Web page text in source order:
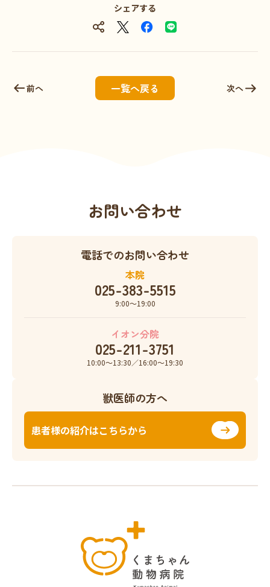
シェアする
前へ 一覧へ戻る 次へ
お問い合わせ
電話でのお問い合わせ
本院
025-383-5515
9:00〜19:00
イオン分院
025-211-3751
10:00〜13:30／16:00〜19:30
獣医師の方へ
患者様の紹介はこちらから